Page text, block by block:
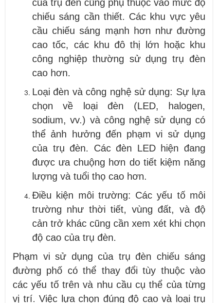
của trụ đèn cũng phụ thuộc vào mức độ
chiếu sáng cần thiết. Các khu vực yêu
cầu chiếu sáng mạnh hơn như đường
cao tốc, các khu đô thị lớn hoặc khu
công nghiệp thường sử dụng trụ đèn
cao hơn.
Loại đèn và công nghệ sử dụng: Sự lựa
chọn về loại đèn (LED, halogen,
sodium, vv.) và công nghệ sử dụng có
thể ảnh hưởng đến phạm vi sử dụng
của trụ đèn. Các đèn LED hiện đang
được ưa chuộng hơn do tiết kiệm năng
lượng và tuổi thọ cao hơn.
Điều kiện môi trường: Các yếu tố môi
trường như thời tiết, vùng đất, và độ
cản trở khác cũng cần xem xét khi chọn
độ cao của trụ đèn.
Phạm vi sử dụng của trụ đèn chiếu sáng
đường phố có thể thay đổi tùy thuộc vào
các yếu tố trên và nhu cầu cụ thể của từng
vị trí. Việc lựa chọn đúng độ cao và loại trụ